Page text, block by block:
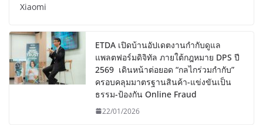
Xiaomi
ETDA เปิดบ้านอัปเดตงานกำกับดูแล
แพลตฟอร์มดิจิทัล ภายใต้กฎหมาย DPS ปี
2569 เดินหน้าต่อยอด “กลไกร่วมกำกับ”
ครอบคลุมมาตรฐานสินค้า-แข่งขันเป็น
ธรรม-ป้องกัน Online Fraud
22/01/2026